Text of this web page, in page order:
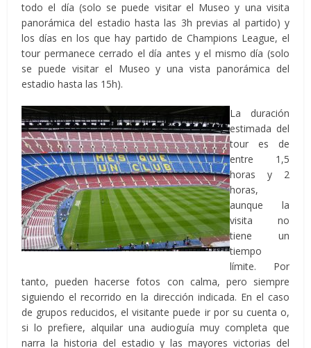
todo el día (solo se puede visitar el Museo y una visita
panorámica del estadio hasta las 3h previas al partido) y
los días en los que hay partido de Champions League, el
tour permanece cerrado el día antes y el mismo día (solo
se puede visitar el Museo y una vista panorámica del
estadio hasta las 15h).
La duración
estimada del
tour es de
entre 1,5
horas y 2
horas,
aunque la
visita no
tiene un
tiempo
límite. Por
tanto, pueden hacerse fotos con calma, pero siempre
siguiendo el recorrido en la dirección indicada. En el caso
de grupos reducidos, el visitante puede ir por su cuenta o,
si lo prefiere, alquilar una audioguía muy completa que
narra la historia del estadio y las mayores victorias del